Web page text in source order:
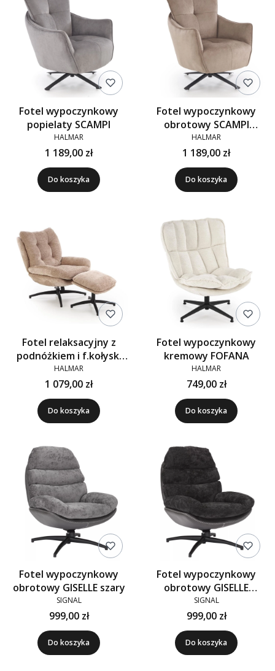
Fotel wypoczynkowy
popielaty SCAMPI
HALMAR
1 189,00 zł
Do koszyka
Fotel wypoczynkowy
obrotowy SCAMPI
cappuccino
HALMAR
1 189,00 zł
Do koszyka
Fotel relaksacyjny z
podnóżkiem i f.kołyski
PESTO beżowy
HALMAR
1 079,00 zł
Do koszyka
Fotel wypoczynkowy
kremowy FOFANA
HALMAR
749,00 zł
Do koszyka
Fotel wypoczynkowy
obrotowy GISELLE szary
SIGNAL
999,00 zł
Do koszyka
Fotel wypoczynkowy
obrotowy GISELLE
tkanina czarny
SIGNAL
999,00 zł
Do koszyka